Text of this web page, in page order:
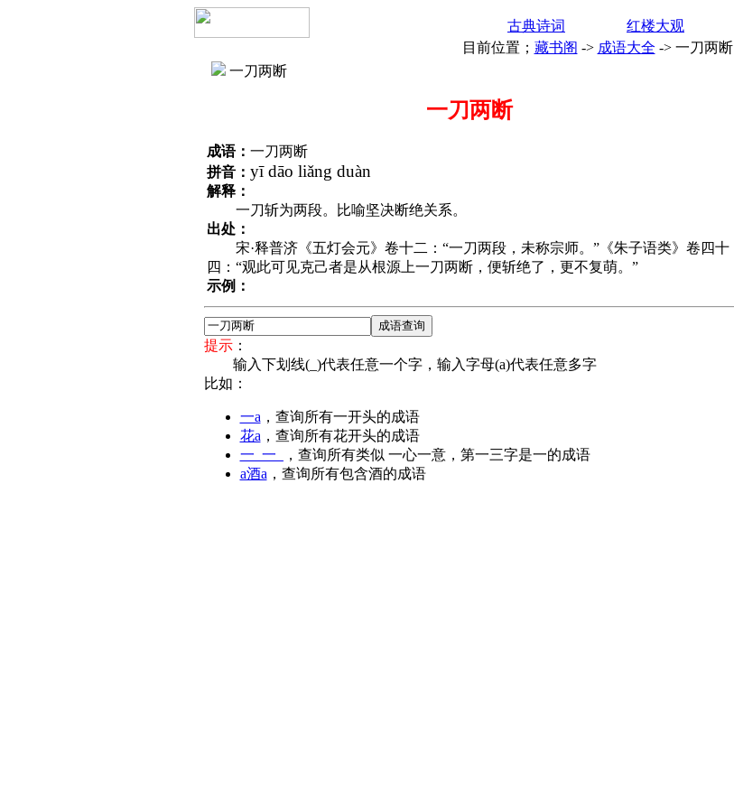
古典诗词 红楼大观
目前位置； 藏书阁 -> 成语大全 ->一刀两断
一刀两断
一刀两断
成语： 一刀两断
拼音： yī dāo liǎng duàn
解释：
一刀斩为两段。比喻坚决断绝关系。
出处：
宋·释普济《五灯会元》卷十二：“一刀两段，未称宗师。”《朱子语类》卷四十
四：“观此可见克己者是从根源上一刀两断，便斩绝了，更不复萌。”
示例：
提示：
输入下划线(_)代表任意一个字，输入字母(a)代表任意多字
比如：
一a ，查询所有一开头的成语
花a ，查询所有花开头的成语
一_一_
，查询所有类似 一心一意，第一三字是一的成语
a酒a ，查询所有包含酒的成语